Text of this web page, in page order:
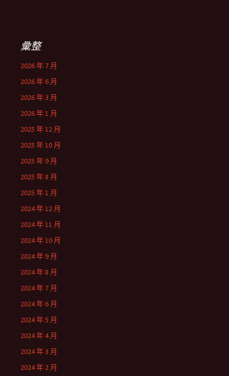
彙整
2026 年 7 月
2026 年 6 月
2026 年 3 月
2026 年 1 月
2025 年 12 月
2025 年 10 月
2025 年 9 月
2025 年 8 月
2025 年 1 月
2024 年 12 月
2024 年 11 月
2024 年 10 月
2024 年 9 月
2024 年 8 月
2024 年 7 月
2024 年 6 月
2024 年 5 月
2024 年 4 月
2024 年 3 月
2024 年 2 月